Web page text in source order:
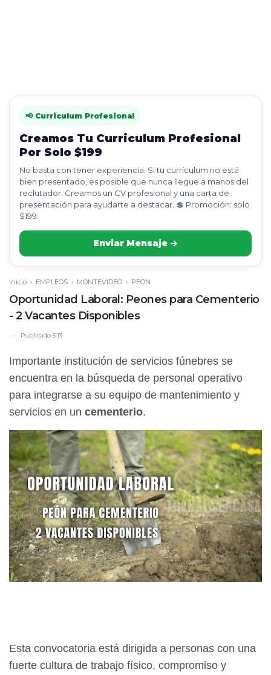
📢 Curriculum Profesional
Creamos Tu Curriculum Profesional
Por Solo $199
No basta con tener experiencia. Si tu currículum no está
bien presentado, es posible que nunca llegue a manos del
reclutador. Creamos un CV profesional y una carta de
presentación para ayudarte a destacar. 💲 Promoción: solo
$199.
Enviar Mensaje →
Inicio › EMPLEOS › MONTEVIDEO › PEON
Oportunidad Laboral: Peones para Cementerio
- 2 Vacantes Disponibles
Publicado 5:13
Importante institución de servicios fúnebres se
encuentra en la búsqueda de personal operativo
para integrarse a su equipo de mantenimiento y
servicios en un cementerio.
Esta convocatoria está dirigida a personas con una
fuerte cultura de trabajo físico, compromiso y